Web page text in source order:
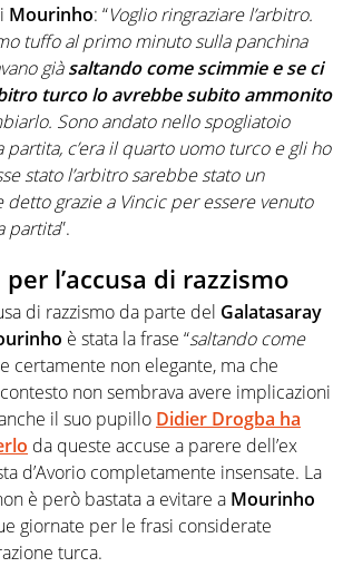
Mourinho: “Voglio ringraziare l’arbitro.
tuffo al primo minuto sulla panchina
giàsaltando come scimmie e se ci
turco lo avrebbe subito ammonito
Sono andato nello spogliatoio
partita, c’era il quarto uomo turco e gli ho
stato l’arbitro sarebbe stato un
detto grazie a Vincic per essere venuto
partita”.
l’accusa di razzismo
di razzismo da parte del Galatasaray
è stata la frase “saltando come
certamente non elegante, ma che
non sembrava avere implicazioni
il suo pupillo Didier Drogba ha
da queste accuse a parere dell’ex
d’Avorio completamente insensate. La
è però bastata a evitare a Mourinho
giornate per le frasi considerate
turca.